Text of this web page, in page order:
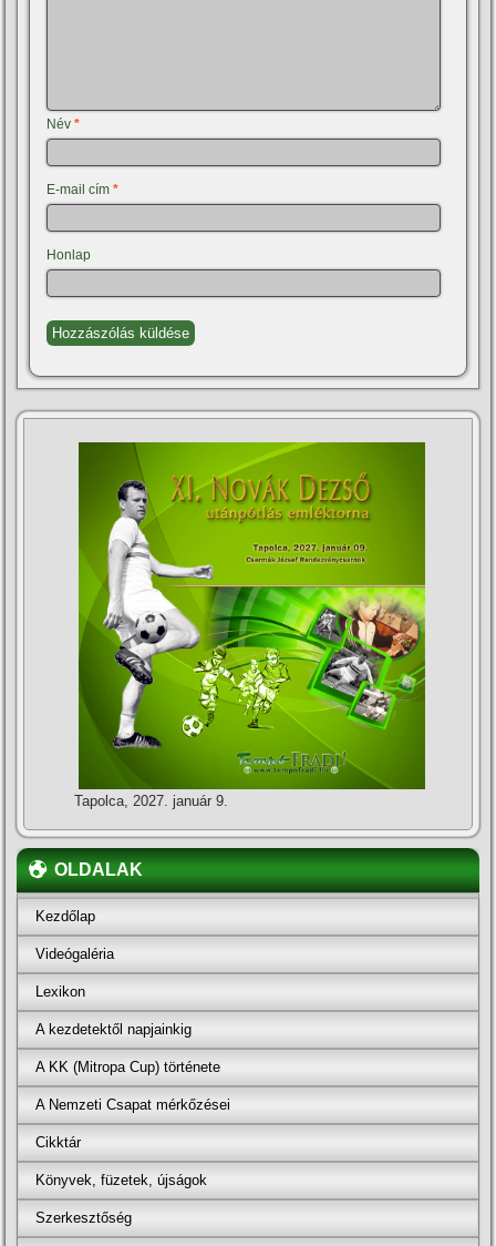
Név*
E-mail cím*
Honlap
Tapolca, 2027. január 9.
OLDALAK
Kezdőlap
Videógaléria
Lexikon
A kezdetektől napjainkig
A KK (Mitropa Cup) története
A Nemzeti Csapat mérkőzései
Cikktár
Könyvek, füzetek, újságok
Szerkesztőség